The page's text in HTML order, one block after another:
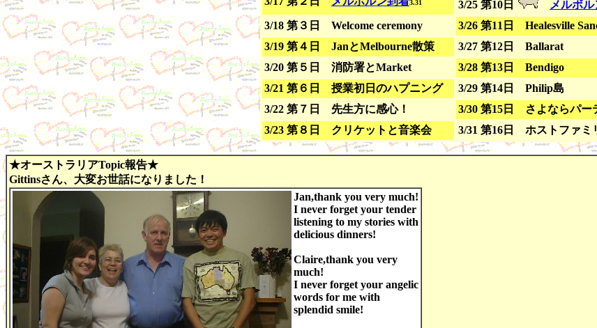
3.31 3/25 第10日 メルボ
3/18 第３日 Welcome ceremony
3/26 第11日 Healesville
3/19 第４日 JanとMelbourne散策
3/27 第12日 Ballarat
3/20 第５日 消防署とMarket
3/28 第13日 Bendigo
3/21 第６日 授業初日のハプニング
3/29 第14日 Philip島
3/22 第７日 先生方に感心！
3/30 第15日 さよならパー
3/23 第８日 クリケットと音楽会
3/31 第16日 ホストファミ
★オーストラリアTopic報告★
Gittinsさん、大変お世話になりました！
Jan,thank you very much!
I never forget your tender
listening to my stories with
delicious dinners!
Claire,thank you very
much!
I never forget your angelic
words for me with
splendid smile!